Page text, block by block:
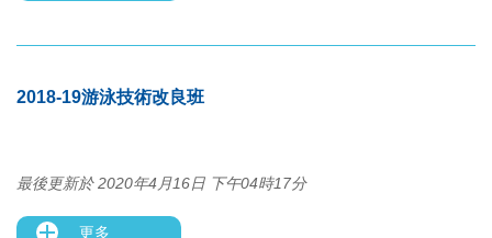
2018-19游泳技術改良班
最後更新於 2020年4月16日 下午04時17分
更多